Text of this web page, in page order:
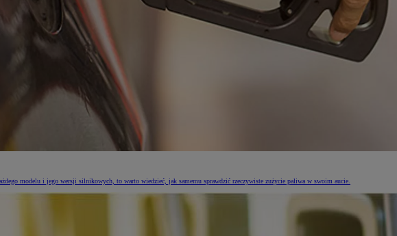
modelu i jego wersji silnikowych, to warto wiedzieć, jak samemu sprawdzić rzeczywiste zużycie paliwa w swoim aucie.